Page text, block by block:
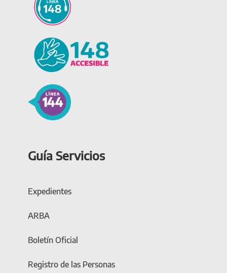
Guía Servicios
Expedientes
ARBA
Boletín Oficial
Registro de las Personas